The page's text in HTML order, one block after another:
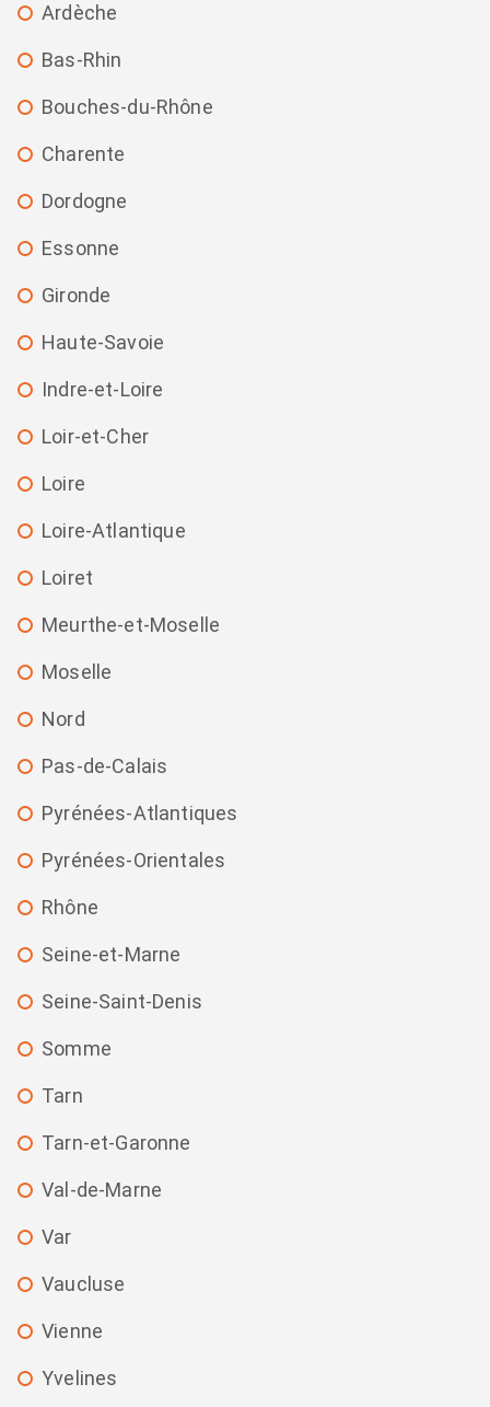
Ardèche
Bas-Rhin
Bouches-du-Rhône
Charente
Dordogne
Essonne
Gironde
Haute-Savoie
Indre-et-Loire
Loir-et-Cher
Loire
Loire-Atlantique
Loiret
Meurthe-et-Moselle
Moselle
Nord
Pas-de-Calais
Pyrénées-Atlantiques
Pyrénées-Orientales
Rhône
Seine-et-Marne
Seine-Saint-Denis
Somme
Tarn
Tarn-et-Garonne
Val-de-Marne
Var
Vaucluse
Vienne
Yvelines